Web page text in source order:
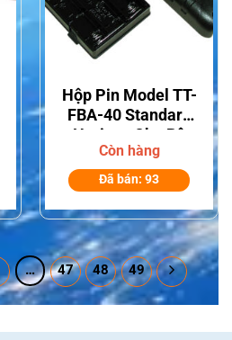
Hộp Pin Model TT-
FBA-40 Standard
Horizon Cho Bộ
Đàm Hàng Hải
HX380
Còn hàng
Đã bán: 93
… 47 48 49